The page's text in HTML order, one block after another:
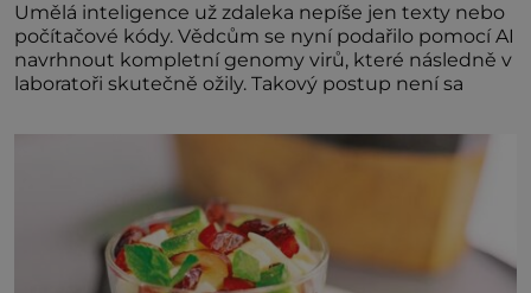
Umělá inteligence už zdaleka nepíše jen texty nebo
počítačové kódy. Vědcům se nyní podařilo pomocí AI
navrhnout kompletní genomy virů, které následně v
laboratoři skutečně ožily. Takový postup není sa